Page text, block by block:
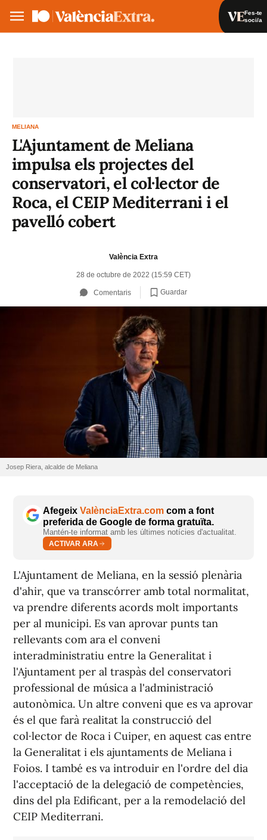
Fes-te
soci/a
MELIANA
L'Ajuntament de Meliana
impulsa els projectes del
conservatori, el col·lector de
Roca, el CEIP Mediterrani i el
pavelló cobert
València Extra
28 de octubre de 2022 (15:59 CET)
Comentaris Guardar
Josep Riera, alcalde de Meliana
Afegeix ValènciaExtra.com com a font
preferida de Google de forma gratuïta.
Mantén-te informat amb les últimes notícies d'actualitat.
ACTIVAR ARA
L'Ajuntament de Meliana, en la sessió plenària
d'ahir, que va transcórrer amb total normalitat,
va prendre diferents acords molt importants
per al municipi. Es van aprovar punts tan
rellevants com ara el conveni
interadministratiu entre la Generalitat i
l'Ajuntament per al traspàs del conservatori
professional de música a l'administració
autonòmica. Un altre conveni que es va aprovar
és el que farà realitat la construcció del
col·lector de Roca i Cuiper, en aquest cas entre
la Generalitat i els ajuntaments de Meliana i
Foios. I també es va introduir en l'ordre del dia
l'acceptació de la delegació de competències,
dins del pla Edificant, per a la remodelació del
CEIP Mediterrani.